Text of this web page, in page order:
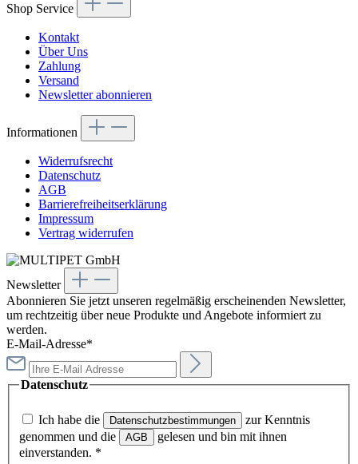
Shop Service
Kontakt
Über Uns
Zahlung
Versand
Newsletter abonnieren
Informationen
Widerrufsrecht
Datenschutz
AGB
Barrierefreiheitserklärung
Impressum
Vertrag widerrufen
Newsletter
Abonnieren Sie jetzt unseren regelmäßig erscheinenden Newsletter,
um rechtzeitig über neue Produkte und Angebote informiert zu
werden.
E-Mail-Adresse*
Datenschutz
Ich habe die Datenschutzbestimmungen
zur Kenntnis
genommen und die
AGB
gelesen und bin mit ihnen
einverstanden. *